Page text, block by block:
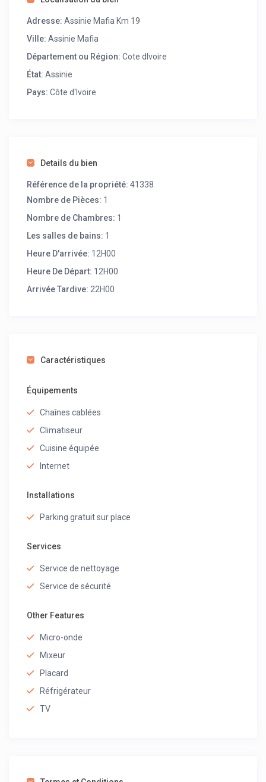
Adresse: Assinie Mafia Km 19
Ville: Assinie Mafia
Département ou Région: Cote dIvoire
État: Assinie
Pays: Côte d'Ivoire
Details du bien
Référence de la propriété: 41338
Nombre de Pièces: 1
Nombre de Chambres: 1
Les salles de bains: 1
Heure D'arrivée: 12H00
Heure De Départ: 12H00
Arrivée Tardive: 22H00
Caractéristiques
Équipements
Chaînes cablées
Climatiseur
Cuisine équipée
Internet
Installations
Parking gratuit sur place
Services
Service de nettoyage
Service de sécurité
Other Features
Micro-onde
Mixeur
Placard
Réfrigérateur
TV